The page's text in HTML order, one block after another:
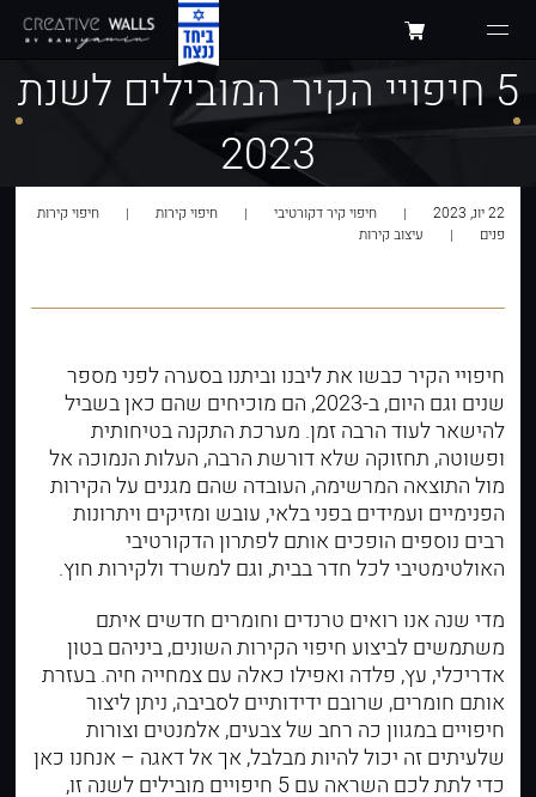
5 חיפויי הקיר המובילים לשנת
2023
22 יונ, 2023 חיפוי קיר דקורטיבי חיפוי קירות
חיפוי קירות
פנים
עיצוב קירות
חיפויי הקיר כבשו את ליבנו וביתנו בסערה לפני מספר
שנים וגם היום, ב-2023, הם מוכיחים שהם כאן בשביל
להישאר לעוד הרבה זמן. מערכת התקנה בטיחותית
ופשוטה, תחזוקה שלא דורשת הרבה, העלות הנמוכה אל
מול התוצאה המרשימה, העובדה שהם מגנים על הקירות
הפנימיים ועמידים בפני בלאי, עובש ומזיקים ויתרונות
רבים נוספים הופכים אותם לפתרון הדקורטיבי
האולטימטיבי לכל חדר בבית, וגם למשרד ולקירות חוץ.
מדי שנה אנו רואים טרנדים וחומרים חדשים איתם
משתמשים לביצוע חיפוי הקירות השונים, ביניהם בטון
אדריכלי, עץ, פלדה ואפילו כאלה עם צמחייה חיה. בעזרת
אותם חומרים, שרובם ידידותיים לסביבה, ניתן ליצור
חיפויים במגוון כה רחב של צבעים, אלמנטים וצורות
שלעיתים זה יכול להיות מבלבל, אך אל דאגה – אנחנו כאן
כדי לתת לכם השראה עם 5 חיפויים מובילים לשנה זו,